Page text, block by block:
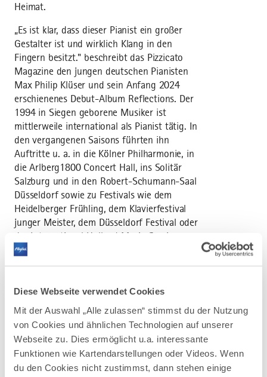
Diese Webseite verwendet Cookies
Mit der Auswahl „Alle zulassen“ stimmst du der Nutzung
von Cookies und ähnlichen Technologien auf unserer
Webseite zu. Dies ermöglicht u.a. interessante
Funktionen wie Kartendarstellungen oder Videos. Wenn
du den Cookies nicht zustimmst, dann stehen einige
Heimat.
„Es ist klar, dass dieser Pianist ein großer
Gestalter ist und wirklich Klang in den
Fingern besitzt." beschreibt das Pizzicato
Magazine den jungen deutschen Pianisten
Max Philip Klüser und sein Anfang 2024
erschienenes Debut-Album Reflections. Der
1994 in Siegen geborene Musiker ist
mittlerweile international als Pianist tätig. In
den vergangenen Saisons führten ihn
Auftritte u. a. in die Kölner Philharmonie, in
die Arlberg1800 Concert Hall, ins Solitär
Salzburg und in den Robert-Schumann-Saal
Düsseldorf sowie zu Festivals wie dem
Heidelberger Frühling, dem Klavierfestival
junger Meister, dem Düsseldorf Festival oder
der International Holland Music Session.
MZ-Ticketservice: Tel. 08261 991375
Silvestersaal